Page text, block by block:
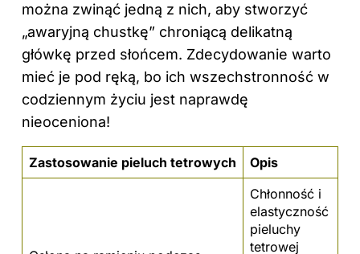
można zwinąć jedną z nich, aby stworzyć
„awaryjną chustkę” chroniącą delikatną
główkę przed słońcem. Zdecydowanie warto
mieć je pod ręką, bo ich wszechstronność w
codziennym życiu jest naprawdę
nieoceniona!
Zastosowanie pieluch tetrowych Opis
Chłonność i
elastyczność
pieluchy
tetrowej